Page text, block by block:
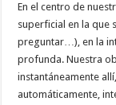
En el centro de
superficial en la que
preguntar…), en la
profunda. Nuestra
instantáneamente
automáticamente,